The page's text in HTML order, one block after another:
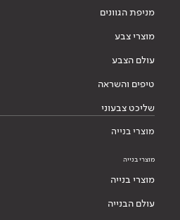
מניפת הגוונים
מוצרי צבע
עולם הצבע
טיפים והשראה
שליכט צבעוני
מוצרי בנייה
מוצרי בנייה
מוצרי בנייה
עולם הבנייה